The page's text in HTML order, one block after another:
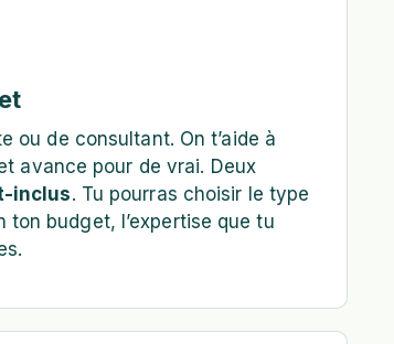
ou de consultant. On t’aide à
avance pour de vrai. Deux
inclus. Tu pourras choisir le type
ton budget, l’expertise que tu